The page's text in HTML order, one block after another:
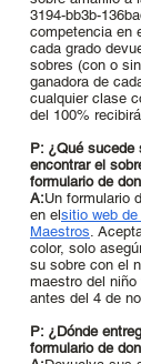
3194-bb3b-
competencia en
cada grado
sobres (con o
ganadora de
cualquier clase
del 100%
P: ¿Qué sucede
encontrar el
formulario de
A:Un formulario
en elsitio web
Maestros.
color, solo
su sobre con el
maestro del
antes del 4 de
P: ¿Dónde
formulario de